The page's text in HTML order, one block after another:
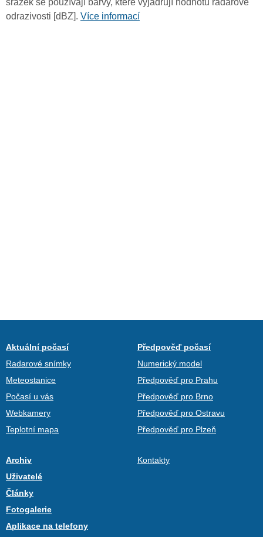
odrazivosti [dBZ]. Více informací
Aktuální počasí
Radarové snímky
Meteostanice
Počasí u vás
Webkamery
Teplotní mapa
Předpověď počasí
Numerický model
Předpověď pro Prahu
Předpověď pro Brno
Předpověď pro Ostravu
Předpověď pro Plzeň
Archiv
Uživatelé
Články
Fotogalerie
Aplikace na telefony
Kontakty